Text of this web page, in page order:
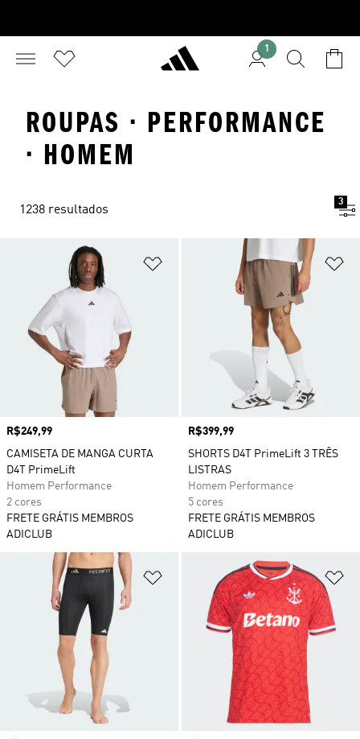
1
ROUPAS · PERFORMANCE
· HOMEM
1238 resultados
3
Adicionar à Lista de Desejos
Preço
R$249,99
CAMISETA DE MANGA CURTA
D4T PrimeLift
Homem Performance
2 cores
FRETE GRÁTIS MEMBROS
ADICLUB
Preço
R$399,99
SHORTS D4T PrimeLift 3 TRÊS
LISTRAS
Homem Performance
5 cores
FRETE GRÁTIS MEMBROS
ADICLUB
Adicionar à Lista de Desejos